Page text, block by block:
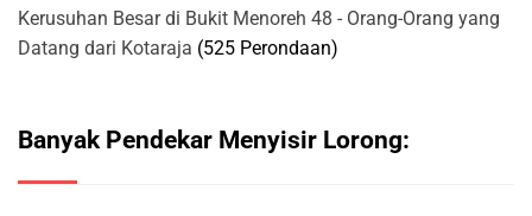
Kerusuhan Besar di Bukit Menoreh 48 - Orang-Orang yang
Datang dari Kotaraja (525 Perondaan)
Banyak Pendekar Menyisir Lorong: